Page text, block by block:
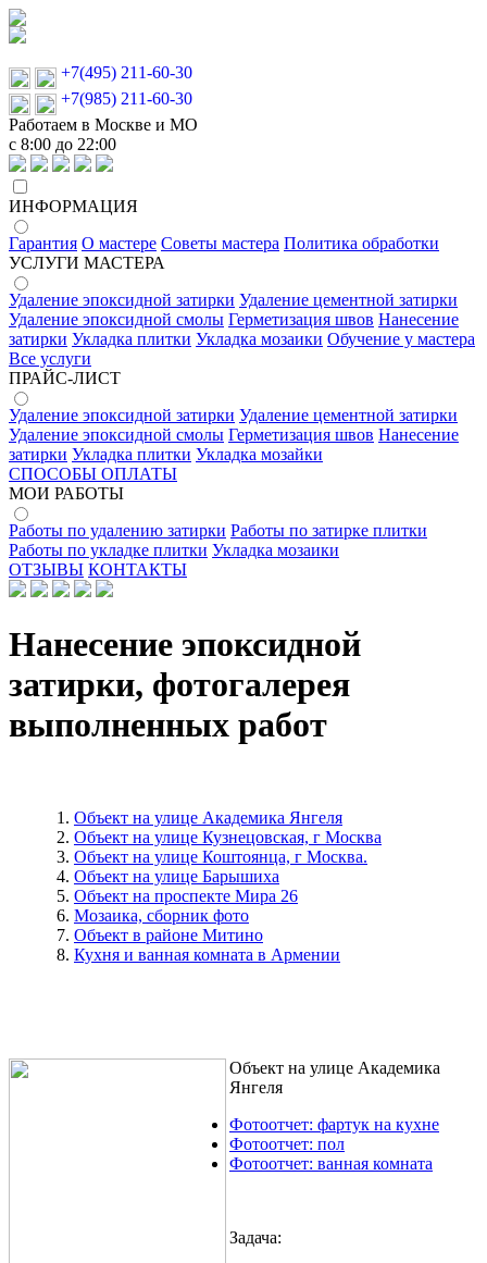
+7(495) 211-60-30
+7(985) 211-60-30
Работаем в Москве и МО
с 8:00 до 22:00
ИНФОРМАЦИЯ
Гарантия О мастере Советы мастера Политика обработки
УСЛУГИ МАСТЕРА
Удаление эпоксидной затирки Удаление цементной затирки
Удаление эпоксидной смолы Герметизация швов Нанесение
затирки Укладка плитки Укладка мозаики Обучение у мастера
Все услуги
ПРАЙС-ЛИСТ
Удаление эпоксидной затирки Удаление цементной затирки
Удаление эпоксидной смолы Герметизация швов Нанесение
затирки Укладка плитки Укладка мозайки
СПОСОБЫ ОПЛАТЫ
МОИ РАБОТЫ
Работы по удалению затирки Работы по затирке плитки
Работы по укладке плитки Укладка мозаики
ОТЗЫВЫ КОНТАКТЫ
Нанесение эпоксидной
затирки, фотогалерея
выполненных работ
Объект на улице Академика Янгеля
Объект на улице Кузнецовская, г Москва
Объект на улице Коштоянца, г Москва.
Объект на улице Барышиха
Объект на проспекте Мира 26
Мозаика, сборник фото
Объект в районе Митино
Кухня и ванная комната в Армении
Объект на улице Академика
Янгеля
Фотоотчет: фартук на кухне
Фотоотчет: пол
Фотоотчет: ванная комната
Задача: